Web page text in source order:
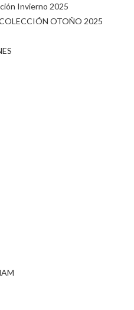
Invierno 2025
OTOÑO 2025